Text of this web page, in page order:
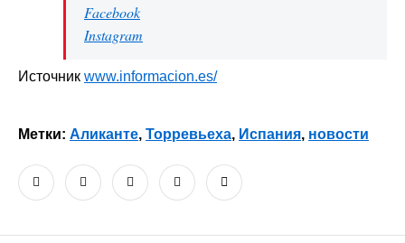
Facebook
Instagram
Источник www.informacion.es/
Метки: Аликанте, Торревьеха, Испания, новости